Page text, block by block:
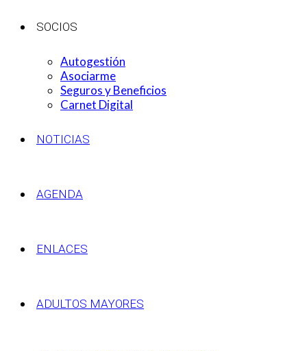
SOCIOS
Autogestión
Asociarme
Seguros y Beneficios
Carnet Digital
NOTICIAS
AGENDA
ENLACES
ADULTOS MAYORES